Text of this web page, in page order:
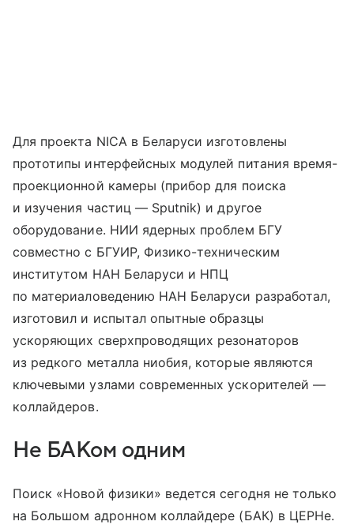
Для проекта NICA в Беларуси изготовлены
прототипы интерфейсных модулей питания время-
проекционной камеры (прибор для поиска
и изучения частиц — Sputnik) и другое
оборудование. НИИ ядерных проблем БГУ
совместно с БГУИР, Физико-техническим
институтом НАН Беларуси и НПЦ
по материаловедению НАН Беларуси разработал,
изготовил и испытал опытные образцы
ускоряющих сверхпроводящих резонаторов
из редкого металла ниобия, которые являются
ключевыми узлами современных ускорителей —
коллайдеров.
Не БАКом одним
Поиск «Новой физики» ведется сегодня не только
на Большом адронном коллайдере (БАК) в ЦЕРНе.